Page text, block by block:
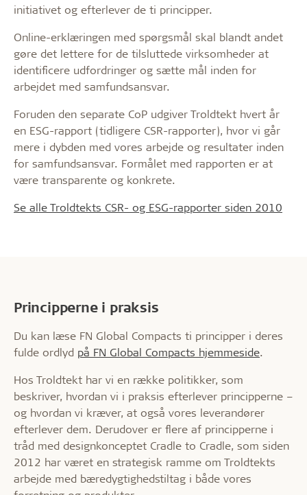
initiativet og efterlever de ti principper.
Online-erklæringen med spørgsmål skal blandt andet
gøre det lettere for de tilsluttede virksomheder at
identificere udfordringer og sætte mål inden for
arbejdet med samfundsansvar.
Foruden den separate CoP udgiver Troldtekt hvert år
en ESG-rapport (tidligere CSR-rapporter), hvor vi går
mere i dybden med vores arbejde og resultater inden
for samfundsansvar. Formålet med rapporten er at
være transparente og konkrete.
Se alle Troldtekts CSR- og ESG-rapporter siden 2010
Principperne i praksis
Du kan læse FN Global Compacts ti principper i deres
fulde ordlyd på FN Global Compacts hjemmeside.
Hos Troldtekt har vi en række politikker, som
beskriver, hvordan vi i praksis efterlever principperne –
og hvordan vi kræver, at også vores leverandører
efterlever dem. Derudover er flere af principperne i
tråd med designkonceptet Cradle to Cradle, som siden
2012 har været en strategisk ramme om Troldtekts
arbejde med bæredygtighedstiltag i både vores